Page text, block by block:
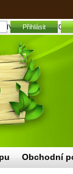
ořech 700
Přihlásit
Obchodní